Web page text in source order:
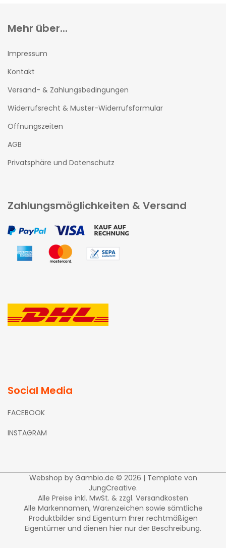
Mehr über...
Impressum
Kontakt
Versand- & Zahlungsbedingungen
Widerrufsrecht & Muster-Widerrufsformular
Öffnungszeiten
AGB
Privatsphäre und Datenschutz
Zahlungsmöglichkeiten & Versand
Social Media
FACEBOOK
INSTAGRAM
Webshop by Gambio.de © 2026 | Template von
JungCreative.
Alle Preise inkl. MwSt. & zzgl. Versandkosten
Alle Markennamen, Warenzeichen sowie sämtliche
Produktbilder sind Eigentum Ihrer rechtmäßigen
Eigentümer und dienen hier nur der Beschreibung.